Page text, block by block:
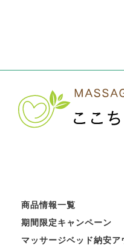
商品情報一覧
期間限定キャンペーン
マッサージベッド納安ア